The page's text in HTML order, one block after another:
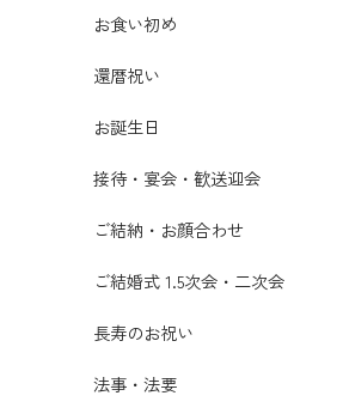
お食い初め
還暦祝い
お誕生日
接待・宴会・歓送迎会
ご結納・お顔合わせ
ご結婚式 1.5次会・二次会
長寿のお祝い
法事・法要